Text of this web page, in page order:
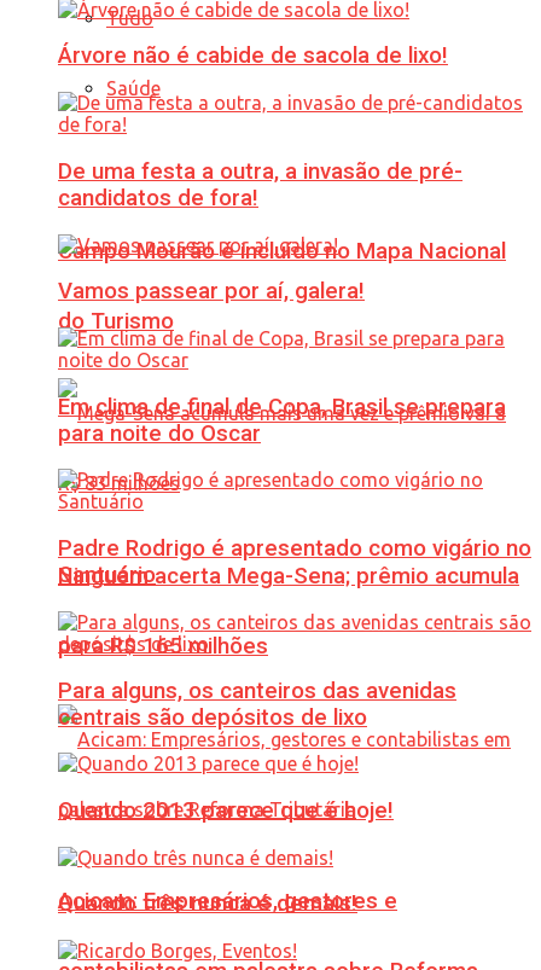
Tudo
Saúde
Campo Mourão é incluído no Mapa Nacional
do Turismo
Ninguém acerta Mega-Sena; prêmio acumula
para R$ 165 milhões
Acicam: Empresários, gestores e
Árvore não é cabide de sacola de lixo!
De uma festa a outra, a invasão de pré-
candidatos de fora!
Vamos passear por aí, galera!
Em clima de final de Copa, Brasil se prepara
para noite do Oscar
Padre Rodrigo é apresentado como vigário no
Santuário
Para alguns, os canteiros das avenidas
centrais são depósitos de lixo
Quando 2013 parece que é hoje!
Quando três nunca é demais!